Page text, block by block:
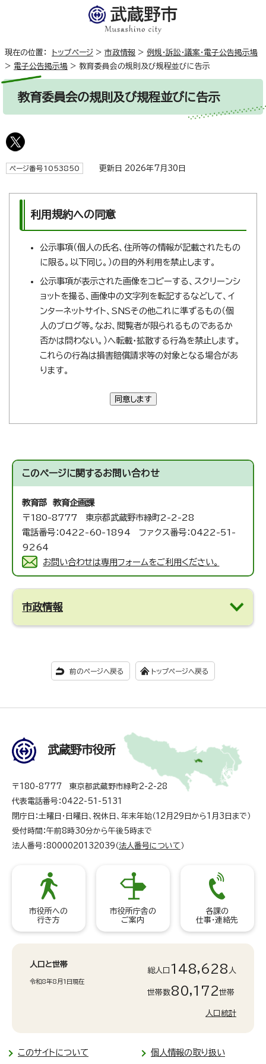
現在の位置： トップページ > 市政情報 > 例規・訴訟・議案・電子公告掲示場
> 電子公告掲示場 > 教育委員会の規則及び規程並びに告示
教育委員会の規則及び規程並びに告示
ページ番号1053850 更新日 2026年7月30日
利用規約への同意
公示事項（個人の氏名、住所等の情報が記載されたもの
に限る。以下同じ。）の目的外利用を禁止します。
公示事項が表示された画像をコピーする、スクリーンシ
ョットを撮る、画像中の文字列を転記するなどして、イ
ンターネットサイト、SNSその他これに準ずるもの（個
人のブログ等。なお、閲覧者が限られるものであるか
否かは問わない。）へ転載・拡散する行為を禁止します。
これらの行為は損害賠償請求等の対象となる場合があ
ります。
同意します
このページに関するお問い合わせ
教育部 教育企画課
〒180-8777 東京都武蔵野市緑町2-2-28
電話番号：0422-60-1894 ファクス番号：0422-51-
9264
お問い合わせは専用フォームをご利用ください。
市政情報
前のページへ戻る トップページへ戻る
武蔵野市役所
〒180-8777 東京都武蔵野市緑町2-2-28
代表電話番号：0422-51-5131
閉庁日：土曜日・日曜日、祝休日、年末年始（12月29日から1月3日まで）
受付時間：午前8時30分から午後5時まで
法人番号：8000020132039（ 法人番号について ）
市役所への
行き方
市役所庁舎の
ご案内
各課の
仕事・連絡先
人口と世帯
令和8年8月1日現在
総人口 148,628 人
世帯数80,172世帯
人口統計
このサイトについて 個人情報の取り扱い